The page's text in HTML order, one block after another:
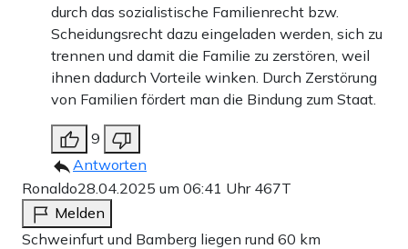
durch das sozialistische Familienrecht bzw.
Scheidungsrecht dazu eingeladen werden, sich zu
trennen und damit die Familie zu zerstören, weil
ihnen dadurch Vorteile winken. Durch Zerstörung
von Familien fördert man die Bindung zum Staat.
9
Antworten
Ronaldo28.04.2025 um 06:41 Uhr 467T
Melden
Schweinfurt und Bamberg liegen rund 60 km